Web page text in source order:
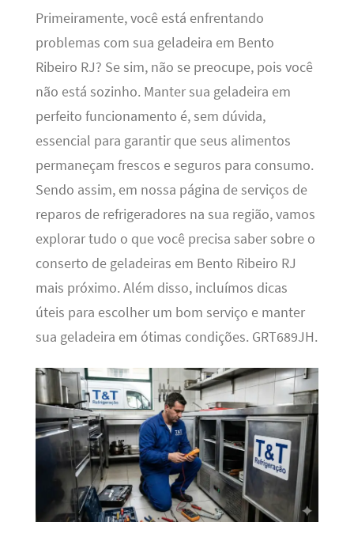
Primeiramente, você está enfrentando
problemas com sua geladeira em Bento
Ribeiro RJ? Se sim, não se preocupe, pois você
não está sozinho. Manter sua geladeira em
perfeito funcionamento é, sem dúvida,
essencial para garantir que seus alimentos
permaneçam frescos e seguros para consumo.
Sendo assim, em nossa página de serviços de
reparos de refrigeradores na sua região, vamos
explorar tudo o que você precisa saber sobre o
conserto de geladeiras em Bento Ribeiro RJ
mais próximo. Além disso, incluímos dicas
úteis para escolher um bom serviço e manter
sua geladeira em ótimas condições. GRT689JH.